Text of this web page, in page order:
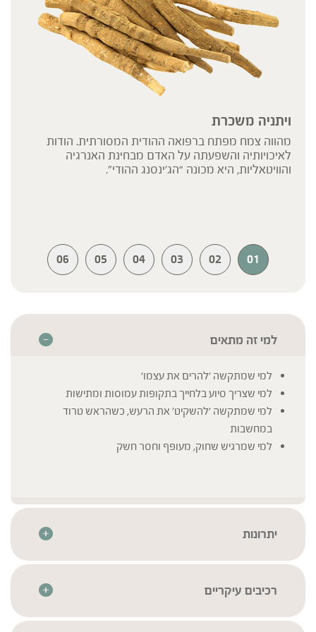
ויתניה משכרת
מהווה צמח מפתח ברפואה ההודית המסורתית. הודות
לאיכויותיה והשפעתה על האדם מבחינת האנרגיה
והוויטאליות, היא מכונה “הג’ינסנג ההודי”.
01
02
03
04
05
06
למי זה מתאים
למי שמתקשה 'להרים את עצמו'
למי שצריך סיוע בלחייך בתקופות עמוסות ומתישות
למי שמתקשה 'להשקיט' את הרעש, כשהראש טרוד
במחשבות
למי שמרגיש שחוק, מעופף וחסר חשק
יתרונות
רכיבי הצמח באופן טבעי ואיכותי
המחמירים ביותר בכדי להבטיח את זיהויים, איכותם וניקיונם
רכיבים עיקריים